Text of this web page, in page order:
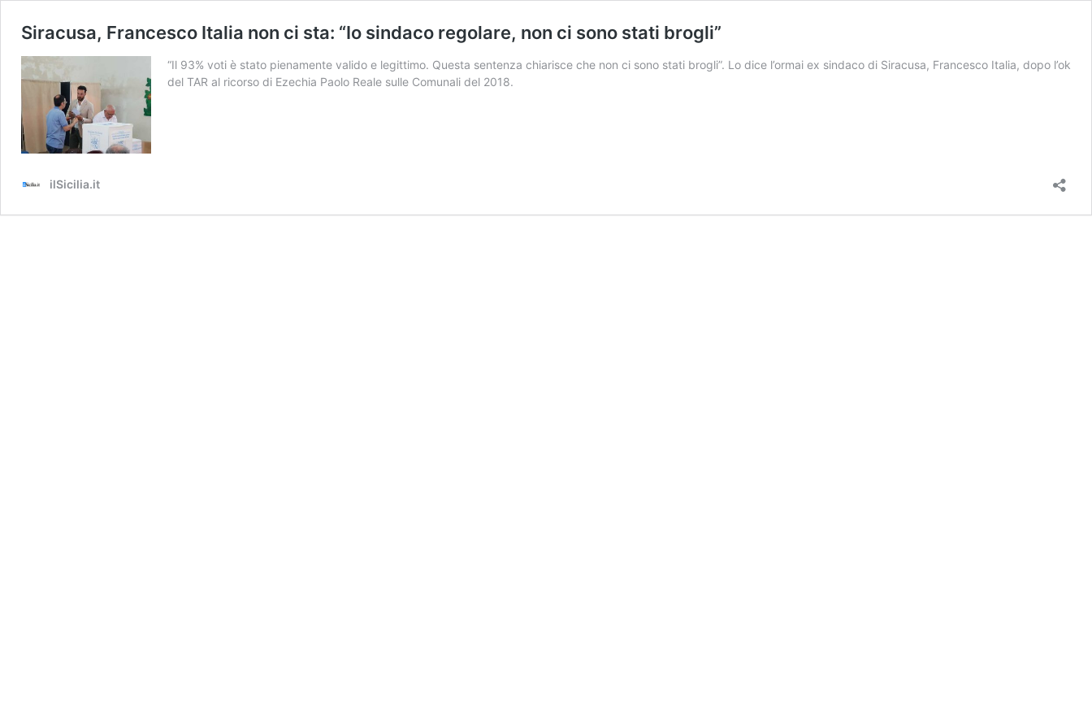
Siracusa, Francesco Italia non ci sta: “Io sindaco regolare, non ci sono stati brogli”
“Il 93% voti è stato pienamente valido e legittimo. Questa sentenza chiarisce che non ci sono stati brogli”. Lo dice l’ormai ex sindaco di Siracusa, Francesco Italia, dopo l’ok
del TAR al ricorso di Ezechia Paolo Reale sulle Comunali del 2018.
ilSicilia.it